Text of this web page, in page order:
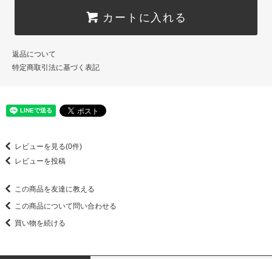
カートに入れる
返品について
特定商取引法に基づく表記
レビューを見る(0件)
レビューを投稿
この商品を友達に教える
この商品について問い合わせる
買い物を続ける